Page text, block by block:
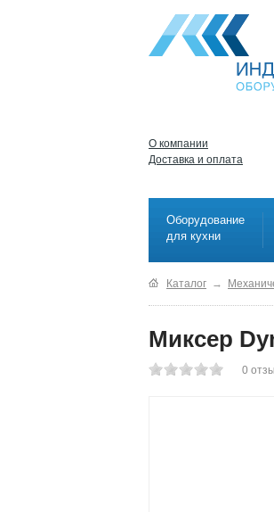
О компании
Доставка и оплата
Оборудование
для кухни
Каталог →
Миксер
0